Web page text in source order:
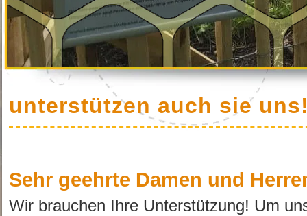
unterstützen auch sie
Sehr geehrte Damen und
Wir brauchen Ihre Unterstützung! Um